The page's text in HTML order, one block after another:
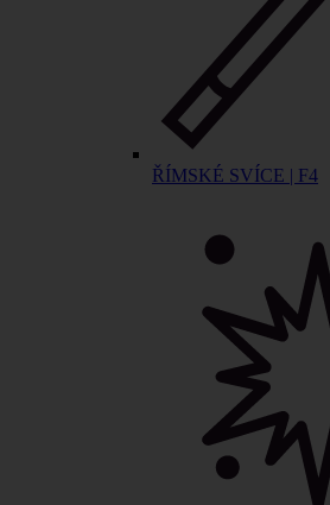
ŘÍMSKÉ SVÍCE | F4